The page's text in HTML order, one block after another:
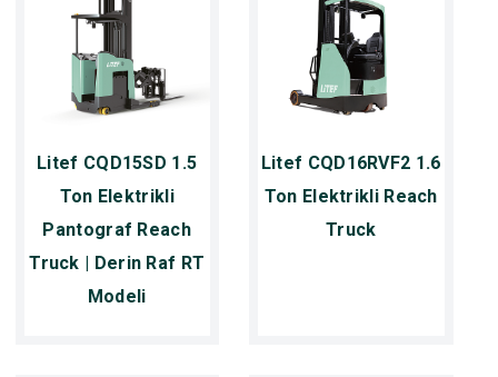
Litef CQD15SD 1.5
Ton Elektrikli
Pantograf Reach
Truck | Derin Raf RT
Modeli
Litef CQD16RVF2 1.6
Ton Elektrikli Reach
Truck